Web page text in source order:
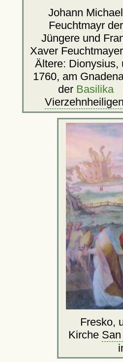
Johann Michael
Feuchtmayr der
Jüngere und
Xaver
Ältere: Dionysius,
1760, am
der Basilika
Vierzehnheiligen
Fresko,
Kirche